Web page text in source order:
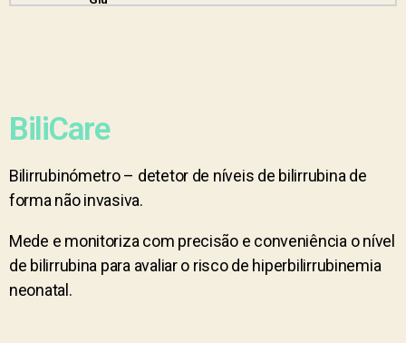
BiliCare
Bilirrubinómetro – detetor de níveis de bilirrubina de
forma não invasiva.
Mede e monitoriza com precisão e conveniência o nível
de bilirrubina para avaliar o risco de hiperbilirrubinemia
neonatal.